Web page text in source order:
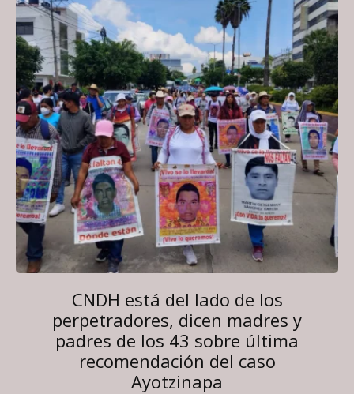
CNDH está del lado de los
perpetradores, dicen madres y
padres de los 43 sobre última
recomendación del caso
Ayotzinapa